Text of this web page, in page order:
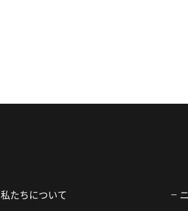
私たちについて